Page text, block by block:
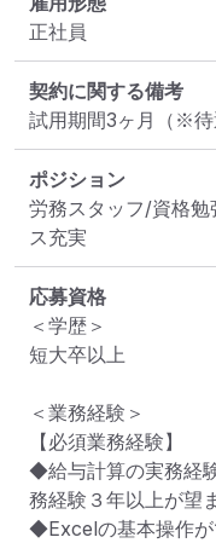
正社員
契約に関する備考
試用期間3ヶ月（※待
ポジション
労務スタッフ/資格
ス充実
応募資格
＜学歴＞
短大卒以上
＜業務経験＞
【必須業務経験】
◆給与計算の実務経
務経験３年以上が望
◆Excelの基本操作